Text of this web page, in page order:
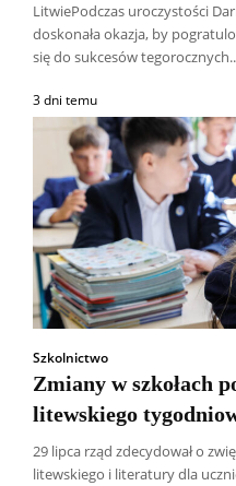
LitwiePodczas uroczystości
doskonała okazja, by
się do sukcesów
3 dni temu
Szkolnictwo
Zmiany w szkołach
litewskiego
29 lipca rząd zdecydował o
litewskiego i literatury dla